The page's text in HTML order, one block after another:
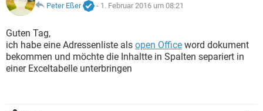
FACEBOOK HARDWARE
WHATSAPP
FACEBOOK
ANDROID IOS
WHATSAPP TIKTOK
FACEBOOK
SPIELE
ANDROID
WINDOWS 10 INSTAGRAM
Peter Eßer
- 1. Februar 2016 um 08:21
Guten Tag,
ich habe eine Adressenliste als open Office word dokument
bekommen und möchte die Inhaltte in Spalten separiert in
einer Exceltabelle unterbringen